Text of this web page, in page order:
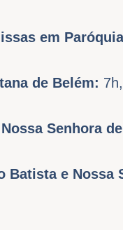
em
de Belém:
Senhora
Batista e Nossa